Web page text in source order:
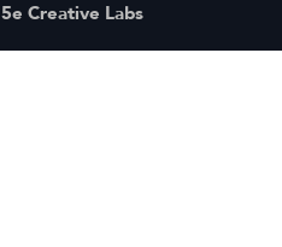
5e Creative Labs